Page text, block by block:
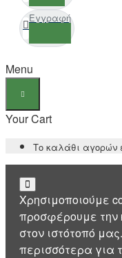
Εγγραφή
Menu
Your Cart
Το καλάθι αγορών
Χρησιμοποιούμε
προσφέρουμε την
στον ιστότοπό
περισσότερα για